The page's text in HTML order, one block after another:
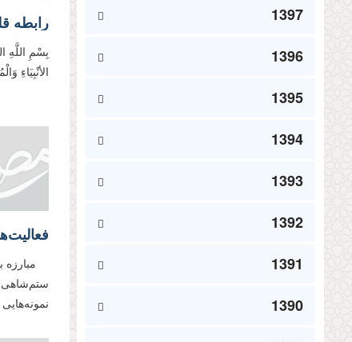
1397
1396
1395
1394
1393
1392
1391
1390
رابطه
بِسْمِ اللَّهِ
الأنْبِیَاءِ
مبارزه
ستم‌شاهى